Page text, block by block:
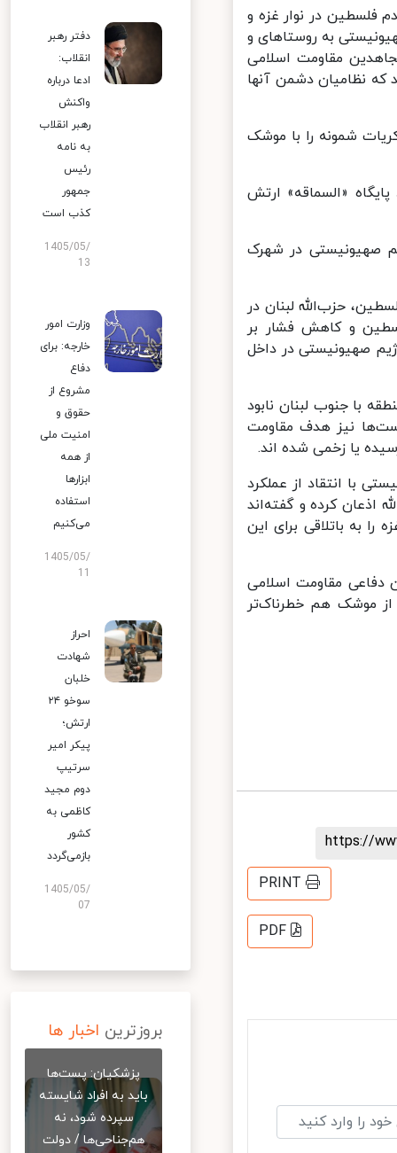
فلسطین در نوار غزه و
به روستاهای و
مقاومت اسلامی
نظامیان دشمن آنها
طی امروز مقر تیپ ۷۶۹ در پادگان کریات شمونه را با موشک
«السماقه» ارتش
صهیونیستی در شهرک
حزب‌الله لبنان در
و کاهش فشار بر
صهیونیستی در داخل
با جنوب لبنان نابود
نیز هدف مقاومت
یا زخمی شده اند.
با انتقاد از عملکرد
کرده و گفته‌اند
به باتلاقی برای این
دفاعی مقاومت اسلامی
موشک هم خطرناک‌تر
https://
PRINT
PDF
دفتر رهبر
انقلاب:
ادعا درباره
واکنش
رهبر انقلاب
به نامه
رئیس
جمهور
کذب است
1405/05/
13
وزارت امور
خارجه: برای
دفاع
مشروع از
حقوق و
امنیت ملی
از همه
ابزارها
استفاده
می‌کنیم
1405/05/
احراز
شهادت
خلبان
سوخو ۲۴
ارتش؛
پیکر امیر
سرتیپ
دوم مجید
کاظمی به
کشور
بازمی‌گردد
1405/05/
07
بروزترین اخبار ها
پزشکیان: پست‌ها
باید به افراد شایسته
سپرده شود، نه
هم‌جناحی‌ها / دولت